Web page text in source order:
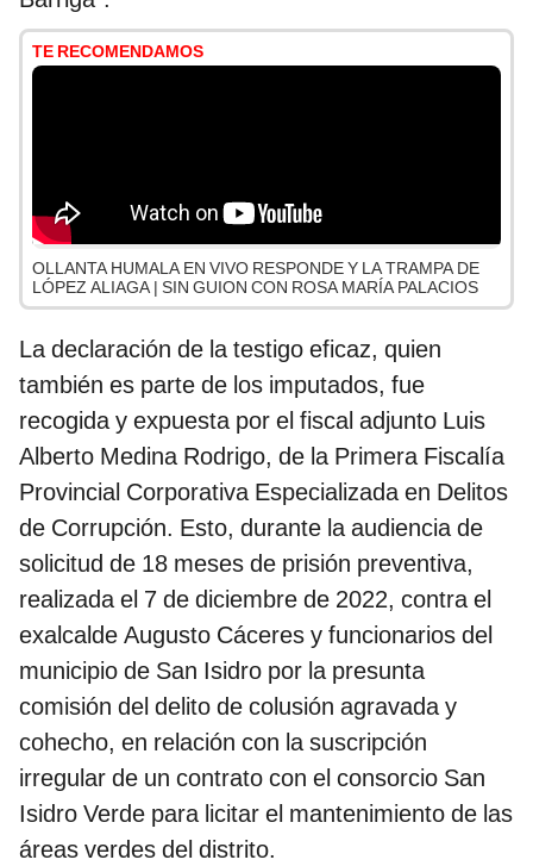
TE RECOMENDAMOS
OLLANTA HUMALA EN VIVO RESPONDE Y LA TRAMPA DE
LÓPEZ ALIAGA | SIN GUION CON ROSA MARÍA PALACIOS
La declaración de la testigo eficaz, quien
también es parte de los imputados, fue
recogida y expuesta por el fiscal adjunto Luis
Alberto Medina Rodrigo, de la Primera Fiscalía
Provincial Corporativa Especializada en Delitos
de Corrupción. Esto, durante la audiencia de
solicitud de 18 meses de prisión preventiva,
realizada el 7 de diciembre de 2022, contra el
exalcalde Augusto Cáceres y funcionarios del
municipio de San Isidro por la presunta
comisión del delito de colusión agravada y
cohecho, en relación con la suscripción
irregular de un contrato con el consorcio San
Isidro Verde para licitar el mantenimiento de las
áreas verdes del distrito.